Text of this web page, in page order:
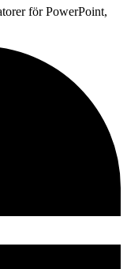
för PowerPoint,